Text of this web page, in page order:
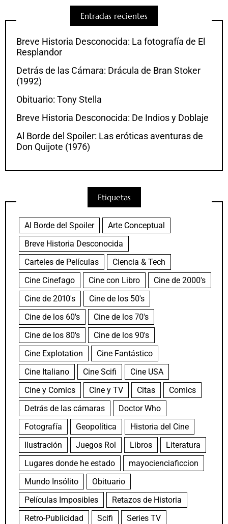
Entradas recientes
Breve Historia Desconocida: La fotografía de El
Resplandor
Detrás de las Cámara: Drácula de Bran Stoker
(1992)
Obituario: Tony Stella
Breve Historia Desconocida: De Indios y Doblaje
Al Borde del Spoiler: Las eróticas aventuras de
Don Quijote (1976)
Etiquetas
Al Borde del Spoiler
Arte Conceptual
Breve Historia Desconocida
Carteles de Películas
Ciencia & Tech
Cine Cinefago
Cine con Libro
Cine de 2000's
Cine de 2010's
Cine de los 50's
Cine de los 60's
Cine de los 70's
Cine de los 80's
Cine de los 90's
Cine Explotation
Cine Fantástico
Cine Italiano
Cine Scifi
Cine USA
Cine y Comics
Cine y TV Citas
Comics
Detrás de las cámaras
Doctor Who
Fotografía
Geopolítica
Historia del Cine
Ilustración
Juegos Rol Libros
Literatura
Lugares donde he estado
mayocienciaficcion
Mundo Insólito
Obituario
Películas Imposibles
Retazos de Historia
Retro-Publicidad
Scifi
Series TV